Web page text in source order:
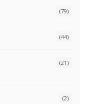
(79)
(44)
(21)
(2)